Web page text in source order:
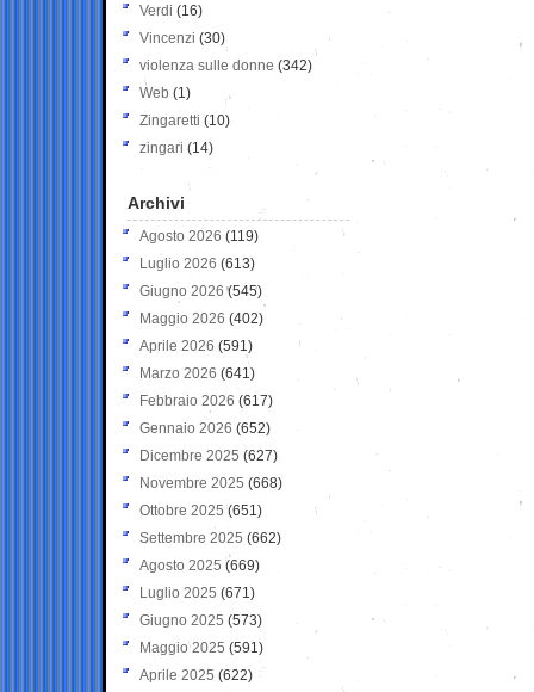
Verdi (16)
Vincenzi (30)
violenza sulle donne (342)
Web (1)
Zingaretti (10)
zingari (14)
Archivi
Agosto 2026 (119)
Luglio 2026 (613)
Giugno 2026 (545)
Maggio 2026 (402)
Aprile 2026 (591)
Marzo 2026 (641)
Febbraio 2026 (617)
Gennaio 2026 (652)
Dicembre 2025 (627)
Novembre 2025 (668)
Ottobre 2025 (651)
Settembre 2025 (662)
Agosto 2025 (669)
Luglio 2025 (671)
Giugno 2025 (573)
Maggio 2025 (591)
Aprile 2025 (622)